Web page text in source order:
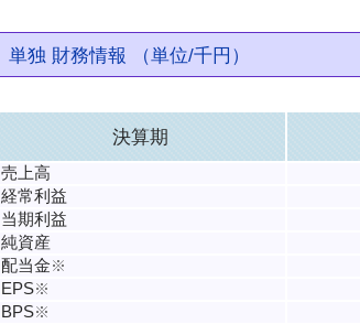
単独 財務情報 （単位/千円）
決算期
売上高
経常利益
当期利益
純資産
配当金※
EPS※
BPS※